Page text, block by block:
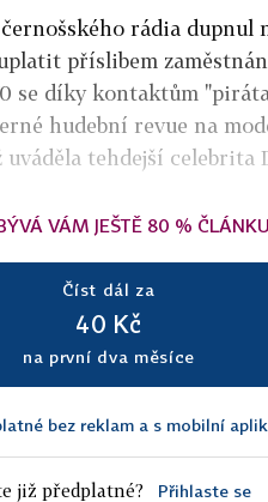
rádia dupnul
příslibem
se díky kontaktům
hudební revue na
uváděla tehdejší celebrita
VÁM JEŠTĚ 80 % ČLÁNKU
Číst dál za
40 Kč
na první dva měsíce
bez reklam a s mobilní
již předplatné? Přihlaste se